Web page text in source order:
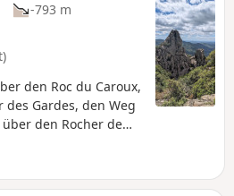
-793 m
den Roc du Caroux,
des Gardes, den Weg
den Rocher de